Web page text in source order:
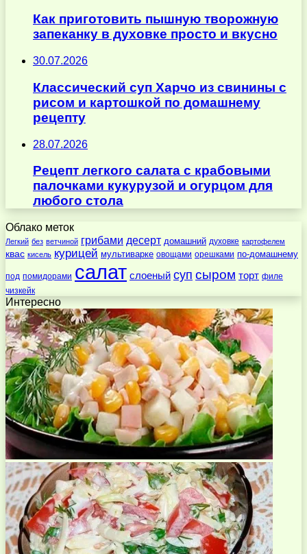
Как приготовить пышную творожную
запеканку в духовке просто и вкусно
30.07.2026
Классический суп Харчо из свинины с
рисом и картошкой по домашнему
рецепту
28.07.2026
Рецепт легкого салата с крабовыми
палочками кукурузой и огурцом для
любого стола
Облако меток
Легкий без ветчиной грибами десерт домашний духовке картофелем
квас кисель курицей мультиварке овощами орешками по-домашнему
под помидорами салат слоеный суп сыром торт филе
чизкейк
Интересно